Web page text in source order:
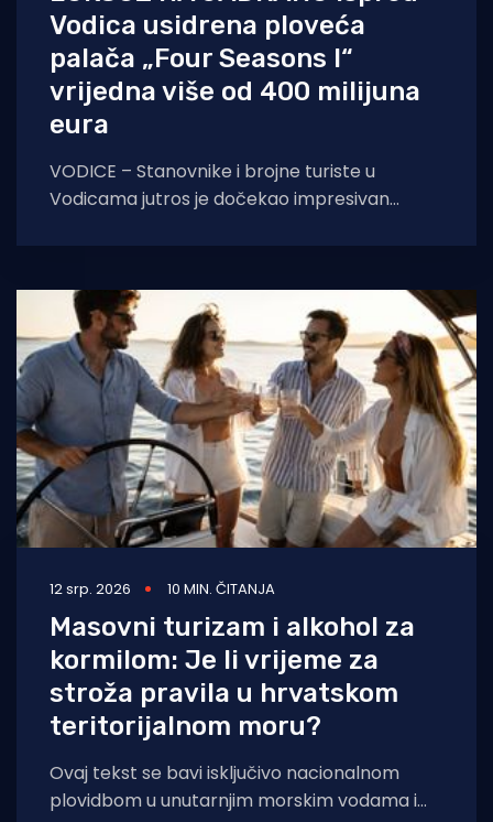
Vodica usidrena ploveća
palača „Four Seasons I“
vrijedna više od 400 milijuna
eura
VODICE – Stanovnike i brojne turiste u
Vodicama jutros je dočekao impresivan
usidrio se Four
12 srp. 2026 10 MIN. ČITANJA
Masovni turizam i alkohol za
kormilom: Je li vrijeme za
stroža pravila u hrvatskom
teritorijalnom moru?
Ovaj tekst se bavi isključivo nacionalnom
plovidbom u unutarnjim morskim vodama i